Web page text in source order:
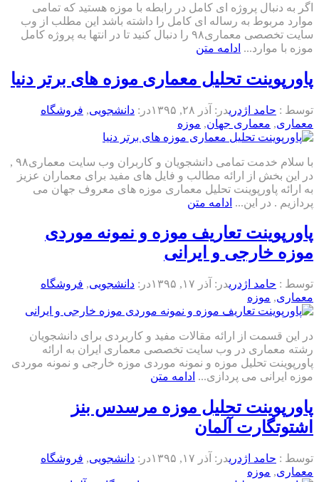
اگر به دنبال پروژه ای کامل در رابطه با موزه هستید که تمامی
موارد مربوط به رساله ای کامل را داشته باشد این مطلب از وب
سایت تخصصی معماری۹۸ را دنبال کنید تا در انتها به پروژه کامل
موزه با موارد... ادامه متن
پاورپوینت تحلیل معماری موزه های برتر دنیا
توسط : حامد اژدریدر: آذر ۲۸, ۱۳۹۵ در: دانشجویی, فروشگاه
معماری, معماری جهان, موزه
با سلام خدمت تمامی دانشجویان و کاربران وب سایت معماری۹۸ ,
در این بخش از ارائه مطالب و فایل های مفید برای معماران عزیز
به ارائه پاورپوینت تحلیل معماری موزه های معروف جهان می
پردازیم . در این... ادامه متن
پاورپوینت تعاریف موزه و نمونه موردی
موزه خارجی و ایرانی
توسط : حامد اژدریدر: آذر ۱۷, ۱۳۹۵ در: دانشجویی, فروشگاه
معماری, موزه
در این قسمت از ارائه مقالات مفید و کاربردی برای دانشجویان
رشته معماری در وب سایت تخصصی معماری ایران به ارائه
پاورپوینت تحلیل موزه و نمونه موردی موزه خارجی و نمونه موردی
موزه ایرانی می پردازی... ادامه متن
پاورپوینت تحلیل موزه مرسدس بنز
اشتوتگارت آلمان
توسط : حامد اژدریدر: آذر ۱۷, ۱۳۹۵ در: دانشجویی, فروشگاه
معماری, موزه